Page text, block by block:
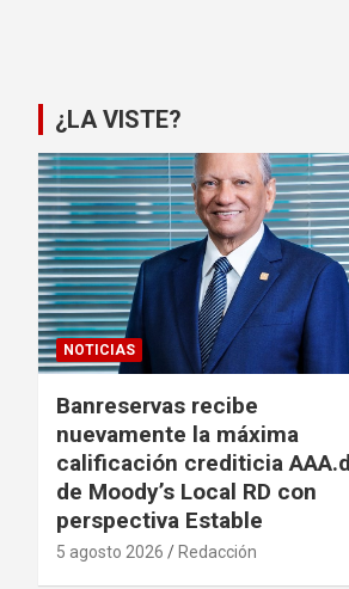
entradas
¿LA VISTE?
NOTICIAS
Banreservas recibe
nuevamente la máxima
calificación crediticia
de Moody’s Local RD con
perspectiva Estable
5 agosto 2026 Redacción